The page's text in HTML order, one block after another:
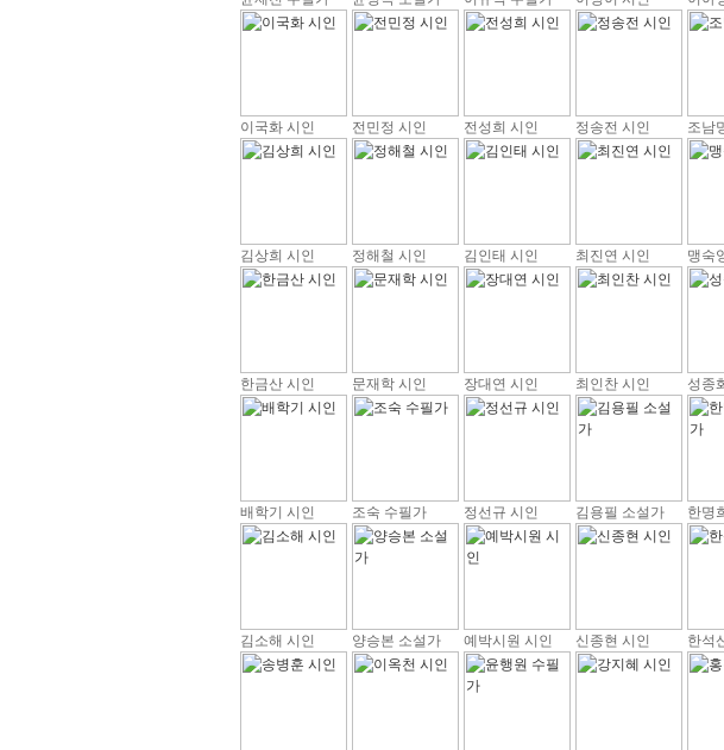
이국화 시인 전민정 시인 전성희 시인 정송전 시인 조남
김상희 시인 정해철 시인 김인태 시인 최진연 시인 맹숙
한금산 시인 문재학 시인 장대연 시인 최인찬 시인 성종
배학기 시인 조숙 수필가 정선규 시인 김용필 소설가 한명
김소해 시인 양승본 소설가 예박시원 시인 신종현 시인 한석